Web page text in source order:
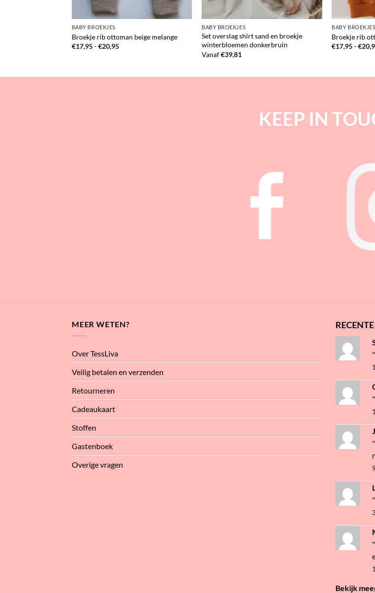
BABY BROEKJES
Broekje rib ottoman beige melange
€17,95-€20,95Prijsklasse:
BABY BROEKJES
Set overslag shirt sand en broekje
winterbloemen donkerbruin
Vanaf€39,81
BABY BROEKJES
Broekje rib
€17,95-€
KEEP IN
MEER WETEN?
Over TessLiva
Veilig betalen en verzenden
Retourneren
Cadeaukaart
Stoffen
Gastenboek
Overige vragen
Bekijk